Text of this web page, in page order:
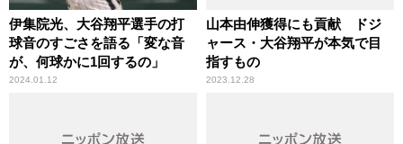
伊集院光、大谷翔平選手の打
球音のすごさを語る「変な音
が、何球かに1回するの」
2024.01.12
山本由伸獲得にも貢献 ドジ
ャース・大谷翔平が本気で目
指すもの
2023.12.28